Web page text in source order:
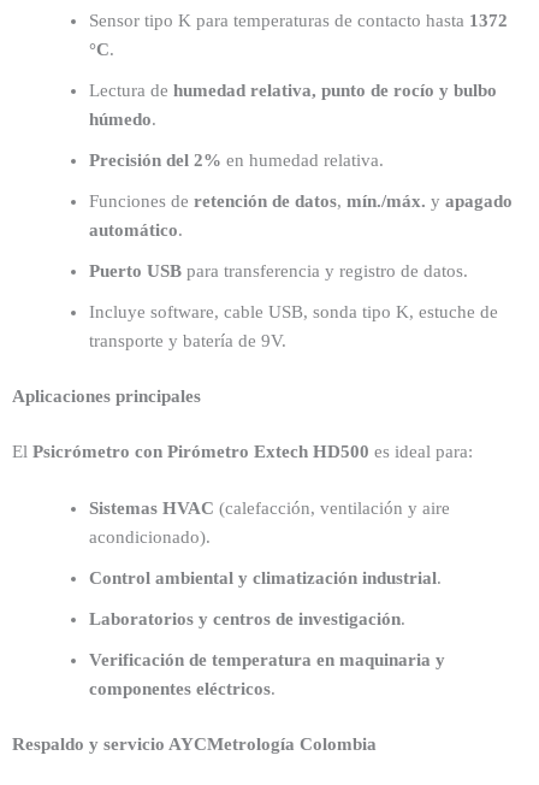
Sensor tipo K para temperaturas de contacto hasta 1372
°C.
Lectura de humedad relativa, punto de rocío y bulbo
húmedo.
Precisión del 2% en humedad relativa.
Funciones de retención de datos, mín./máx. y apagado
automático.
Puerto USBpara transferencia y registro de datos.
Incluye software, cable USB, sonda tipo K, estuche de
transporte y batería de 9V.
Aplicaciones principales
El Psicrómetro con Pirómetro Extech HD500 es ideal para:
Sistemas HVAC (calefacción, ventilación y aire
acondicionado).
Control ambiental y climatización industrial.
Laboratorios y centros de investigación.
Verificación de temperatura en maquinaria y
componentes eléctricos.
Respaldo y servicio AYCMetrología Colombia